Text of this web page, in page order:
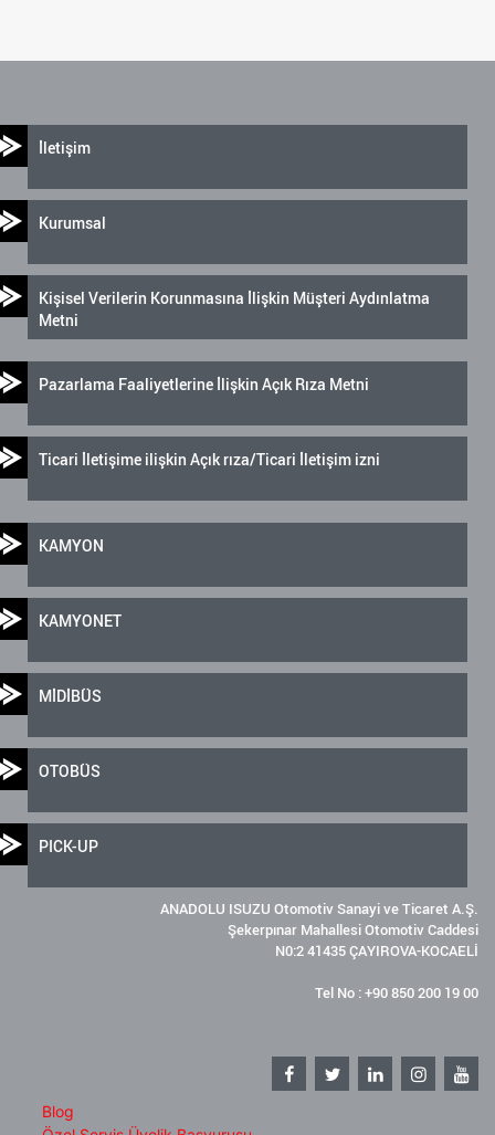
İletişim
Kurumsal
Kişisel Verilerin Korunmasına İlişkin Müşteri Aydınlatma
Metni
Pazarlama Faaliyetlerine İlişkin Açık Rıza Metni
Ticari İletişime ilişkin Açık rıza/Ticari İletişim izni
KAMYON
KAMYONET
MİDİBÜS
OTOBÜS
PICK-UP
ANADOLU ISUZU Otomotiv Sanayi ve Ticaret A.Ş.
Şekerpınar Mahallesi Otomotiv Caddesi
N0:2 41435 ÇAYIROVA-KOCAELİ
Tel No : +90 850 200 19 00
Blog